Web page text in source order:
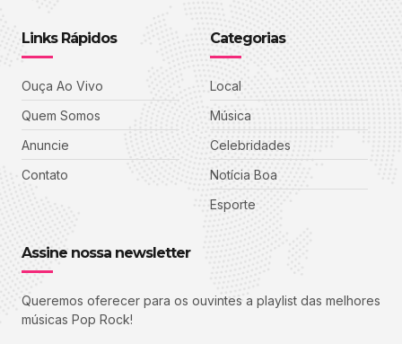
Links Rápidos
Ouça Ao Vivo
Quem Somos
Anuncie
Contato
Categorias
Local
Música
Celebridades
Notícia Boa
Esporte
Assine nossa newsletter
Queremos oferecer para os ouvintes a playlist das melhores
músicas Pop Rock!